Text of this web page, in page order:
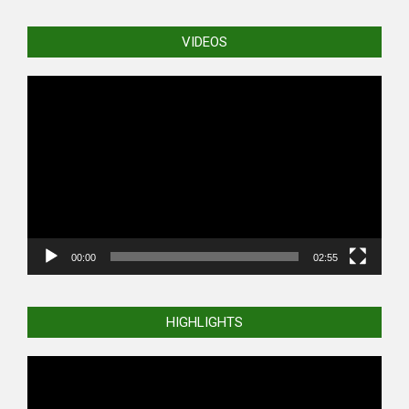
VIDEOS
00:00 02:55
HIGHLIGHTS